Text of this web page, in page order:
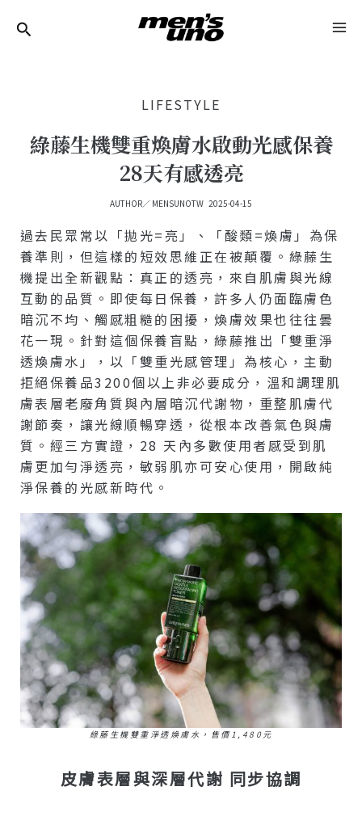
LIFESTYLE
綠藤生機雙重煥膚水啟動光感保養
28天有感透亮
AUTHOR／ MENSUNOTW 2025-04-15
過去民眾常以「拋光=亮」、「酸類=煥膚」為保
養準則，但這樣的短效思維正在被顛覆。綠藤生
機提出全新觀點：真正的透亮，來自肌膚與光線
互動的品質。即使每日保養，許多人仍面臨膚色
暗沉不均、觸感粗糙的困擾，煥膚效果也往往曇
花一現。針對這個保養盲點，綠藤推出「雙重淨
透煥膚水」，以「雙重光感管理」為核心，主動
拒絕保養品3200個以上非必要成分，溫和調理肌
膚表層老廢角質與內層暗沉代謝物，重整肌膚代
謝節奏，讓光線順暢穿透，從根本改善氣色與膚
質。經三方實證，28 天內多數使用者感受到肌
膚更加勻淨透亮，敏弱肌亦可安心使用，開啟純
淨保養的光感新時代。
綠藤生機雙重淨透煥膚水，售價1,480元
皮膚表層與深層代謝 同步協調
Navigation